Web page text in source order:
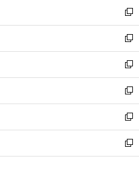
で
開
く
ド
ウ
で
開
く
ィ
ン
ド
ウ
で
開
く
い
ウ
ィ
ン
ド
ウ
で
開
く
新
し
い
ウ
ィ
ン
ド
ウ
で
開
く
新
し
い
ウ
ィ
ン
ド
ウ
で
開
新
し
い
ウ
ィ
ン
ド
ウ
新
し
い
ウ
ィ
ン
新
し
い
ウ
新
し